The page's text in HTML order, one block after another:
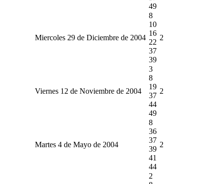
49
Miercoles 29 de Diciembre de 2004
8
10
16
22
37
39
2
Viernes 12 de Noviembre de 2004
3
8
19
37
44
49
2
Martes 4 de Mayo de 2004
8
36
37
39
41
44
2
2